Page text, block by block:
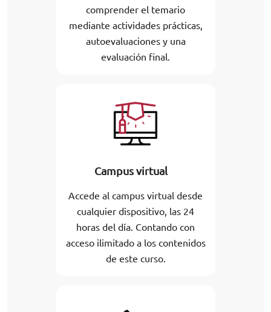
comprender el temario
mediante actividades prácticas,
autoevaluaciones y una
evaluación final.
Campus virtual
Accede al campus virtual desde
cualquier dispositivo, las 24
horas del día. Contando con
acceso ilimitado a los contenidos
de este curso.